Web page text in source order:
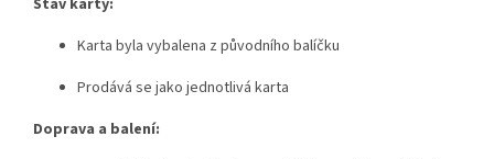
Stav karty:
Karta byla vybalena z původního balíčku
Prodává se jako jednotlivá karta
Doprava a balení: